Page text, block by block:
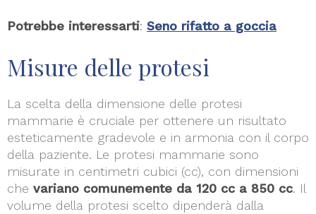
Potrebbe interessarti: Seno rifatto a goccia
Misure delle protesi
La scelta della dimensione delle protesi
mammarie è cruciale per ottenere un risultato
esteticamente gradevole e in armonia con il corpo
della paziente. Le protesi mammarie sono
misurate in centimetri cubici (cc), con dimensioni
che variano comunemente da 120 cc a 850 cc. Il
volume della protesi scelto dipenderà dalla